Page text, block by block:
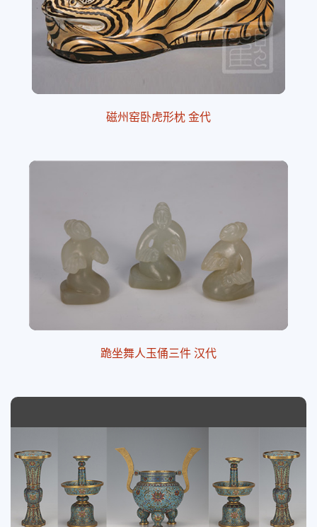
磁州窑卧虎形枕 金代
跪坐舞人玉俑三件 汉代